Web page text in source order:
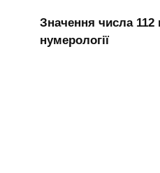
Значення числа 112
нумерології